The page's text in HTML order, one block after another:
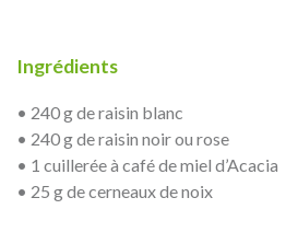
Ingrédients
• 240 g de raisin blanc
• 240 g de raisin noir ou rose
• 1 cuillerée à café de miel d’Acacia
• 25 g de cerneaux de noix